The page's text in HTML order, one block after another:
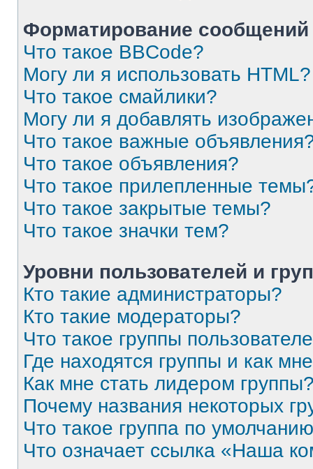
Форматирование
Что такое BBCode?
Могу ли я использовать HTML?
Что такое смайлики?
Могу ли я добавлять
Что такое важные
Что такое объявления?
Что такое прилепленные
Что такое закрытые темы?
Что такое значки тем?
Уровни пользователей и
Кто такие администраторы?
Кто такие модераторы?
Что такое группы
Где находятся группы и как
Как мне стать лидером
Почему названия некоторых
Что такое группа по
Что означает ссылка «Наша